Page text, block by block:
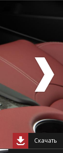
Скачать